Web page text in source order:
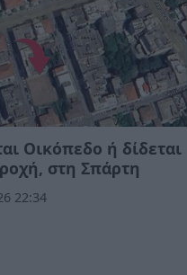
Οικόπεδο ή δίδεται
στη Σπάρτη
22:34